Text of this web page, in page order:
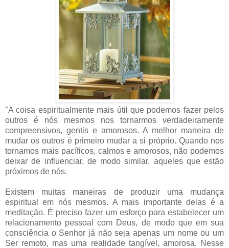
"A coisa espiritualmente mais útil que podemos fazer pelos
outros é nós mesmos nos tornarmos verdadeiramente
compreensivos, gentis e amorosos. A melhor maneira de
mudar os outros é primeiro mudar a si próprio. Quando nos
tornamos mais pacíficos, calmos e amorosos, não podemos
deixar de influenciar, de modo similar, aqueles que estão
próximos de nós.
Existem muitas maneiras de produzir uma mudança
espiritual em nós mesmos. A mais importante delas é a
meditação. É preciso fazer um esforço para estabelecer um
relacionamento pessoal com Deus, de modo que em sua
consciência o Senhor já não seja apenas um nome ou um
Ser remoto, mas uma realidade tangível, amorosa. Nesse